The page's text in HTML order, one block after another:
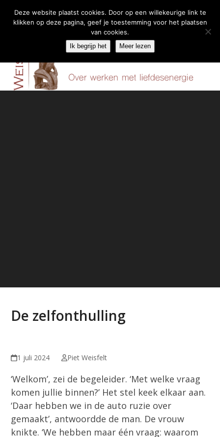
De zelfonthulling
1 juli 2024 Piet Weisfelt
‘Welkom’, zei de begeleider. ‘Met welke vraag
komen jullie binnen?’ Het stel keek elkaar aan.
‘Daar hebben we in de auto ruzie over
gemaakt’, antwoordde de man. De vrouw
knikte. ‘We hebben maar één vraag: waarom
Deze website plaatst cookies. Door op een willekeurige link te
klikken op deze pagina, geef je toestemming voor het plaatsen
van cookies.
Ik begrijp het Meer lezen